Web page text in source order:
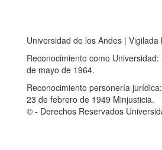
Universidad de los Andes | Vigilada
Reconocimiento como
de mayo de 1964.
Reconocimiento personería
23 de febrero de 1949 Minjusticia.
© - Derechos Reservados